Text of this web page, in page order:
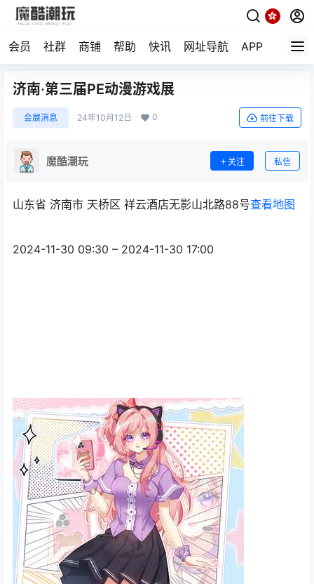
会员 社群 商铺 帮助 快讯 网址导航 APP 随机
济南·第三届PE动漫游戏展
会展消息 24年10月12日 0 前往下载
魔酷潮玩 关注 私信
山东省 济南市 天桥区 祥云酒店无影山北路88号查看地图
2024-11-30 09:30 – 2024-11-30 17:00